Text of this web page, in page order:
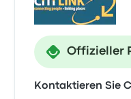
Offizieller
Kontaktieren Sie